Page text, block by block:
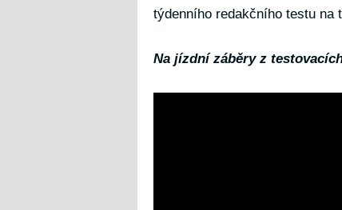
týdenního redakčního testu na
Na jízdní záběry z